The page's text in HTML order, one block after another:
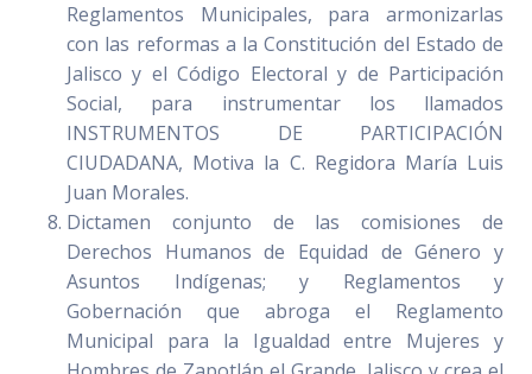
Reglamentos Municipales, para armonizarlas
con las reformas a la Constitución del Estado de
Jalisco y el Código Electoral y de Participación
Social, para instrumentar los llamados
INSTRUMENTOS DE PARTICIPACIÓN
CIUDADANA, Motiva la C. Regidora María Luis
Juan Morales.
Dictamen conjunto de las comisiones de
Derechos Humanos de Equidad de Género y
Asuntos Indígenas; y Reglamentos y
Gobernación que abroga el Reglamento
Municipal para la Igualdad entre Mujeres y